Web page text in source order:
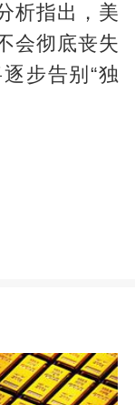
析指出，美
会彻底丧失
步告别“独